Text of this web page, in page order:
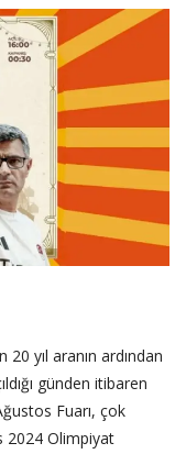
yıl aranın ardından
günden itibaren
Fuarı, çok
2024 Olimpiyat